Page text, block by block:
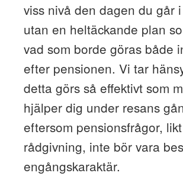
viss nivå den dagen du går
utan en heltäck­ande plan
vad som borde göras både
efter pensionen. Vi tar
detta görs så effektivt som
hjälper dig under resans
eftersom pensionsfrågor,
rådgivning, inte bör vara
engångskaraktär.